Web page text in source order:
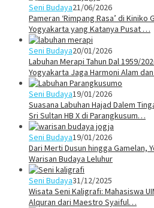
Seni Budaya21/06/2026
Pameran ‘Rimpang Rasa’ di Kiniko
Yogyakarta yang Katanya Pusat …
Seni Budaya20/01/2026
Labuhan Merapi Tahun Dal 1959/
Yogyakarta Jaga Harmoni Alam
Seni Budaya19/01/2026
Suasana Labuhan Hajad Dalem
Sri Sultan HB X di Parangkusum…
Seni Budaya19/01/2026
Dari Merti Dusun hingga Gamelan,
Warisan Budaya Leluhur
Seni Budaya31/12/2025
Wisata Seni Kaligrafi: Mahasiswa
Alquran dari Maestro Syaiful…